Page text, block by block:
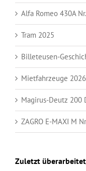
Alfa Romeo 430A
Tram 2025
Billeteusen-
Mietfahrzeuge 2026
Magirus-Deutz 200
ZAGRO E-MAXI M
Zuletzt